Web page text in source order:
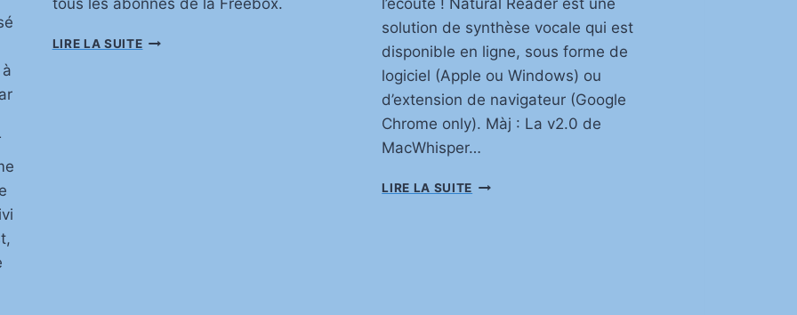
LIRE LA SUITEO
solution de synthèse vocale qui est
disponible en ligne, sous forme de
logiciel (Apple ou Windows) ou
d’extension de navigateur (Google
Chrome only). Màj : La v2.0 de
MacWhisper…
LIRE LA SUITE